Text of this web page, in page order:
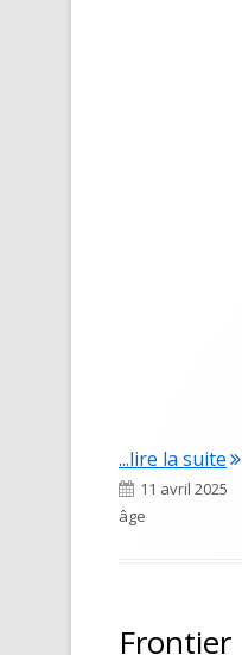
...lire la suite
Published
on
11 avril 2025
âge
Frontier